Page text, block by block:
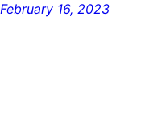
February 16, 2023